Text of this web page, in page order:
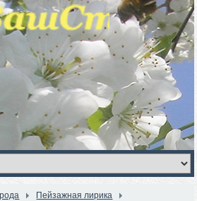
Пейзажная лирика